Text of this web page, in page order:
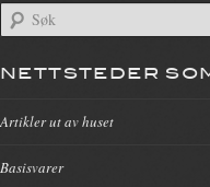
NETTSTEDER
Artikler ut av huset
Basisvarer